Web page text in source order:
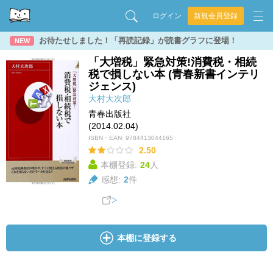
ログイン 新規会員登録
NEW お待たせしました！「再読記録」が読書グラフに登場！
「大増税」緊急対策!消費税・相続
税で損しない本 (青春新書インテリ
ジェンス)
大村大次郎
青春出版社
(2014.02.04)
ISBN・EAN: 9784413044165
2.50
本棚登録: 24人
感想: 2件
本棚に登録する